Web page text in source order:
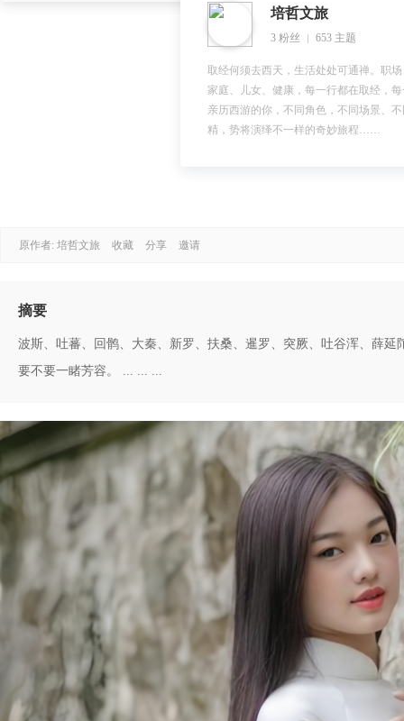
培哲文旅
3 粉丝 653 主题
取经何须去西天，生活处处可通禅。职
家庭、儿女、健康，每一行都在取经，
亲历西游的你，不同角色，不同场景、
精，势将演绎不一样的奇妙旅程……
原作者: 培哲文旅 收藏 分享 邀请
摘要
波斯、吐蕃、回鹘、大秦、新罗、扶桑、暹罗、突厥、吐谷浑、薛
要不要一睹芳容。 ... ... ...